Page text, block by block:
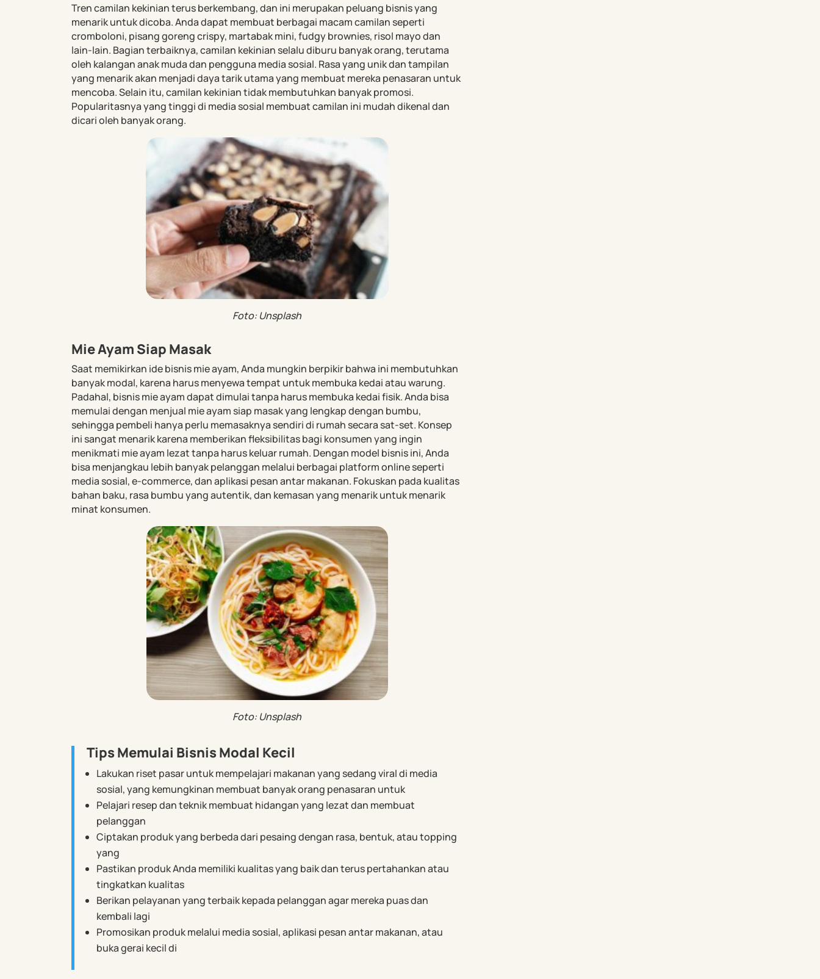
Tren camilan kekinian terus berkembang, dan ini merupakan peluang bisnis yang
menarik untuk dicoba. Anda dapat membuat berbagai macam camilan seperti
cromboloni, pisang goreng crispy, martabak mini, fudgy brownies, risol mayo dan
lain-lain. Bagian terbaiknya, camilan kekinian selalu diburu banyak orang, terutama
oleh kalangan anak muda dan pengguna media sosial. Rasa yang unik dan tampilan
yang menarik akan menjadi daya tarik utama yang membuat mereka penasaran untuk
mencoba. Selain itu, camilan kekinian tidak membutuhkan banyak promosi.
Popularitasnya yang tinggi di media sosial membuat camilan ini mudah dikenal dan
dicari oleh banyak orang.
Foto: Unsplash
Mie Ayam Siap Masak
Saat memikirkan ide bisnis mie ayam, Anda mungkin berpikir bahwa ini membutuhkan
banyak modal, karena harus menyewa tempat untuk membuka kedai atau warung.
Padahal, bisnis mie ayam dapat dimulai tanpa harus membuka kedai fisik. Anda bisa
memulai dengan menjual mie ayam siap masak yang lengkap dengan bumbu,
sehingga pembeli hanya perlu memasaknya sendiri di rumah secara sat-set. Konsep
ini sangat menarik karena memberikan fleksibilitas bagi konsumen yang ingin
menikmati mie ayam lezat tanpa harus keluar rumah. Dengan model bisnis ini, Anda
bisa menjangkau lebih banyak pelanggan melalui berbagai platform online seperti
media sosial, e-commerce, dan aplikasi pesan antar makanan. Fokuskan pada kualitas
bahan baku, rasa bumbu yang autentik, dan kemasan yang menarik untuk menarik
minat konsumen.
Foto: Unsplash
Tips Memulai Bisnis Modal Kecil
Lakukan riset pasar untuk mempelajari makanan yang sedang viral di media
sosial, yang kemungkinan membuat banyak orang penasaran untuk
Pelajari resep dan teknik membuat hidangan yang lezat dan membuat
pelanggan
Ciptakan produk yang berbeda dari pesaing dengan rasa, bentuk, atau topping
yang
Pastikan produk Anda memiliki kualitas yang baik dan terus pertahankan atau
tingkatkan kualitas
Berikan pelayanan yang terbaik kepada pelanggan agar mereka puas dan
kembali lagi
Promosikan produk melalui media sosial, aplikasi pesan antar makanan, atau
buka gerai kecil di